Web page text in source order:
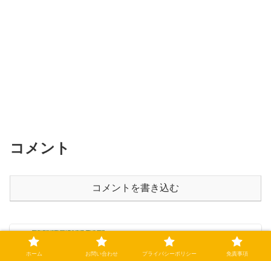
コメント
コメントを書き込む
二桁勝利に王手！大竹投手９勝目！【野
球話】
ホーム お問い合わせ プライバシーポリシー 免責事項